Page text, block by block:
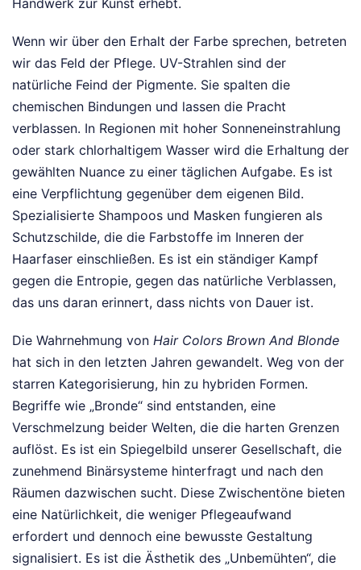
Wenn wir über den Erhalt der Farbe sprechen, betreten
wir das Feld der Pflege. UV-Strahlen sind der
natürliche Feind der Pigmente. Sie spalten die
chemischen Bindungen und lassen die Pracht
verblassen. In Regionen mit hoher Sonneneinstrahlung
oder stark chlorhaltigem Wasser wird die Erhaltung der
gewählten Nuance zu einer täglichen Aufgabe. Es ist
eine Verpflichtung gegenüber dem eigenen Bild.
Spezialisierte Shampoos und Masken fungieren als
Schutzschilde, die die Farbstoffe im Inneren der
Haarfaser einschließen. Es ist ein ständiger Kampf
gegen die Entropie, gegen das natürliche Verblassen,
das uns daran erinnert, dass nichts von Dauer ist.
Die Wahrnehmung von Hair Colors Brown And Blonde
hat sich in den letzten Jahren gewandelt. Weg von der
starren Kategorisierung, hin zu hybriden Formen.
Begriffe wie „Bronde“ sind entstanden, eine
Verschmelzung beider Welten, die die harten Grenzen
auflöst. Es ist ein Spiegelbild unserer Gesellschaft, die
zunehmend Binärsysteme hinterfragt und nach den
Räumen dazwischen sucht. Diese Zwischentöne bieten
eine Natürlichkeit, die weniger Pflegeaufwand
erfordert und dennoch eine bewusste Gestaltung
signalisiert. Es ist die Ästhetik des „Unbemühten“, die